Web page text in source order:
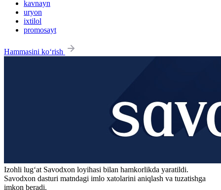
kavnayn
uryon
ixtilol
promosayt
Hammasini ko‘rish
Izohli lugʻat Savodxon loyihasi bilan hamkorlikda yaratildi.
Savodxon dasturi matndagi imlo xatolarini aniqlash va tuzatishga
imkon beradi.